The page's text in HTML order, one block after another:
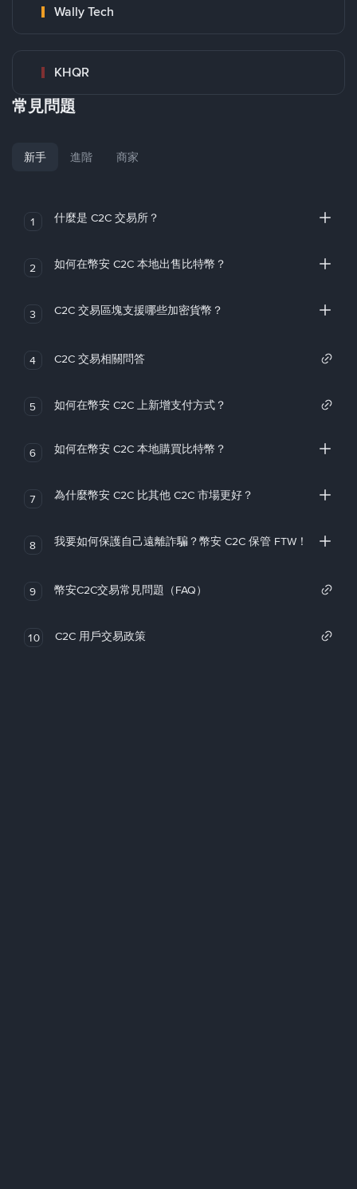
Wally Tech
KHQR
常見問題
新手 進階 商家
1 什麼是 C2C 交易所？
2 如何在幣安 C2C 本地出售比特幣？
3 C2C 交易區塊支援哪些加密貨幣？
4 C2C 交易相關問答
5 如何在幣安 C2C 上新增支付方式？
6 如何在幣安 C2C 本地購買比特幣？
7 為什麼幣安 C2C 比其他 C2C 市場更好？
8 我要如何保護自己遠離詐騙？幣安 C2C 保管 FTW！
9 幣安C2C交易常見問題（FAQ）
10 C2C 用戶交易政策